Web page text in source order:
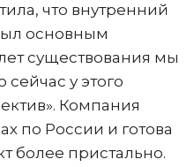
что внутренний
основным
существования мы
у этого
Компания
по России и готова
более пристально.